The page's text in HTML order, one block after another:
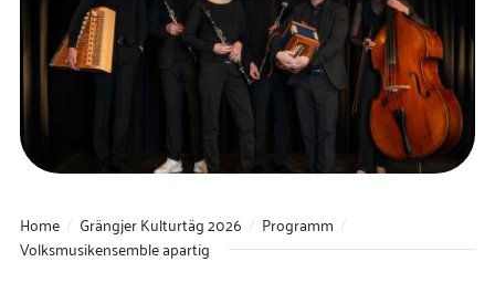
Home Grängjer Kulturtäg 2026
Programm
Volksmusikensemble apartig